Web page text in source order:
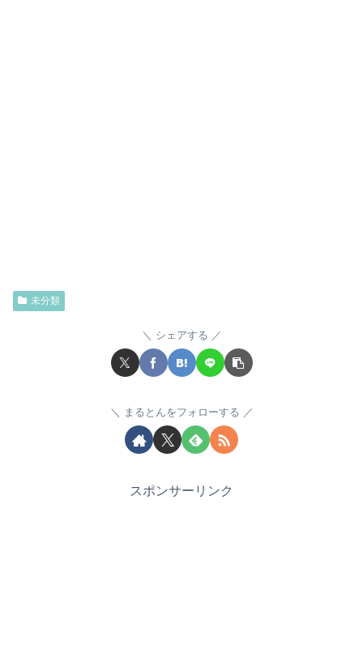
未分類
シェアする
まるとんをフォローする
スポンサーリンク